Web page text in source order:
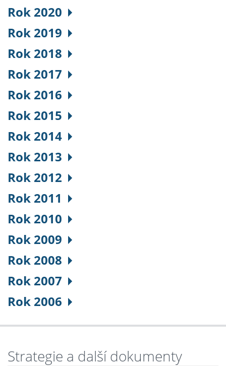
Rok 2020
Rok 2019
Rok 2018
Rok 2017
Rok 2016
Rok 2015
Rok 2014
Rok 2013
Rok 2012
Rok 2011
Rok 2010
Rok 2009
Rok 2008
Rok 2007
Rok 2006
Strategie a další dokumenty